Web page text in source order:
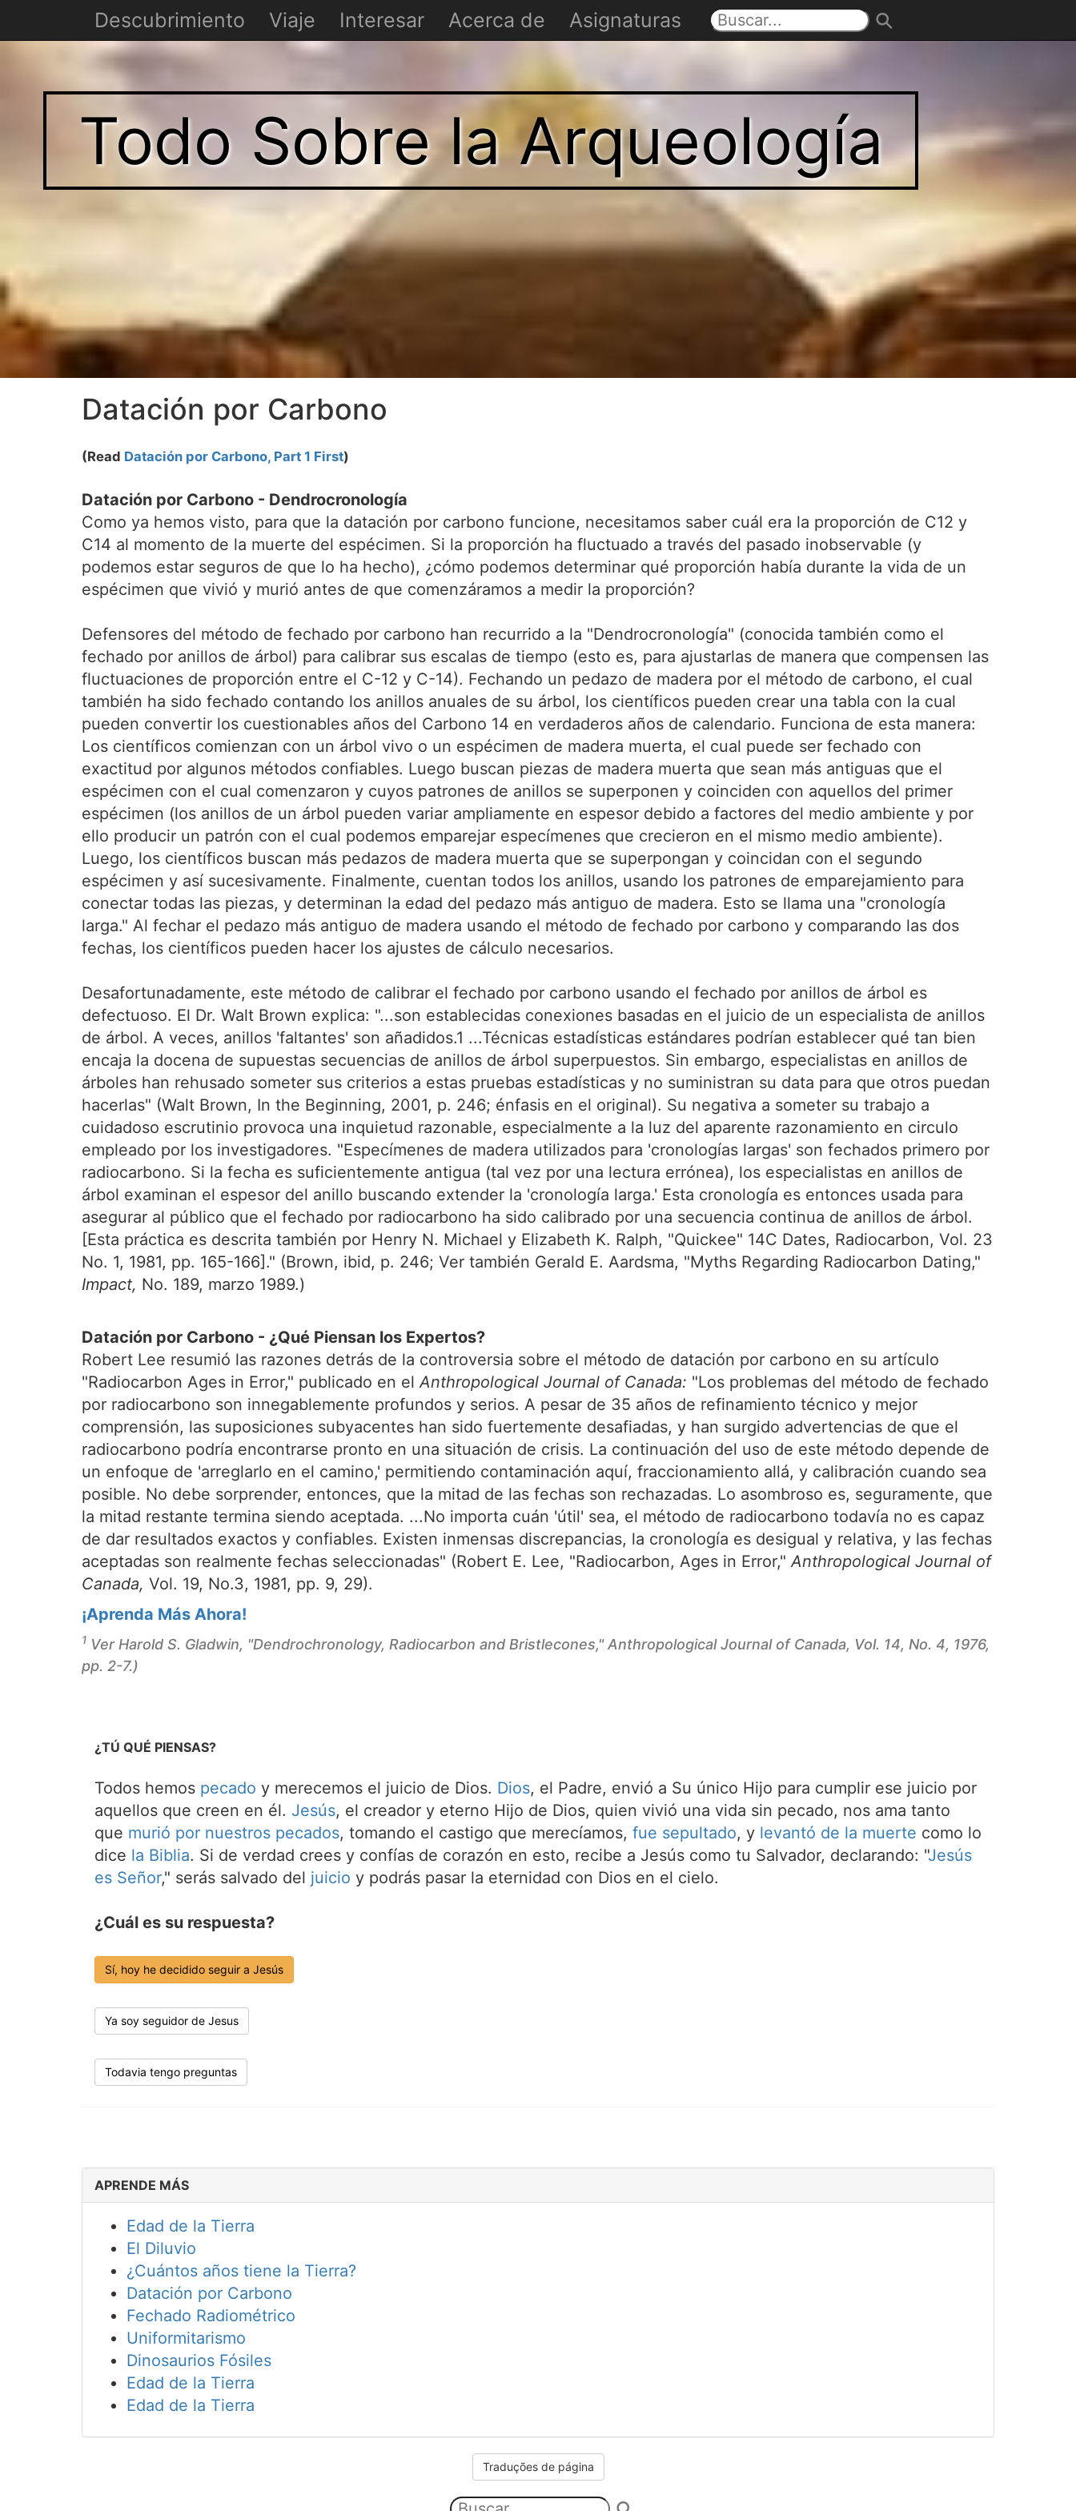
Todo Sobre la Arqueología
Datación por Carbono
(Read Datación por Carbono, Part 1 First)
Datación por Carbono - Dendrocronología
Como ya hemos visto, para que la datación por carbono funcione, necesitamos saber cuál era la proporción de C12 y
C14 al momento de la muerte del espécimen. Si la proporción ha fluctuado a través del pasado inobservable (y
podemos estar seguros de que lo ha hecho), ¿cómo podemos determinar qué proporción había durante la vida de un
espécimen que vivió y murió antes de que comenzáramos a medir la proporción?
Defensores del método de fechado por carbono han recurrido a la "Dendrocronología" (conocida también como el
fechado por anillos de árbol) para calibrar sus escalas de tiempo (esto es, para ajustarlas de manera que compensen las
fluctuaciones de proporción entre el C-12 y C-14). Fechando un pedazo de madera por el método de carbono, el cual
también ha sido fechado contando los anillos anuales de su árbol, los científicos pueden crear una tabla con la cual
pueden convertir los cuestionables años del Carbono 14 en verdaderos años de calendario. Funciona de esta manera:
Los científicos comienzan con un árbol vivo o un espécimen de madera muerta, el cual puede ser fechado con
exactitud por algunos métodos confiables. Luego buscan piezas de madera muerta que sean más antiguas que el
espécimen con el cual comenzaron y cuyos patrones de anillos se superponen y coinciden con aquellos del primer
espécimen (los anillos de un árbol pueden variar ampliamente en espesor debido a factores del medio ambiente y por
ello producir un patrón con el cual podemos emparejar especímenes que crecieron en el mismo medio ambiente).
Luego, los científicos buscan más pedazos de madera muerta que se superpongan y coincidan con el segundo
espécimen y así sucesivamente. Finalmente, cuentan todos los anillos, usando los patrones de emparejamiento para
conectar todas las piezas, y determinan la edad del pedazo más antiguo de madera. Esto se llama una "cronología
larga." Al fechar el pedazo más antiguo de madera usando el método de fechado por carbono y comparando las dos
fechas, los científicos pueden hacer los ajustes de cálculo necesarios.
Desafortunadamente, este método de calibrar el fechado por carbono usando el fechado por anillos de árbol es
defectuoso. El Dr. Walt Brown explica: "...son establecidas conexiones basadas en el juicio de un especialista de anillos
de árbol. A veces, anillos 'faltantes' son añadidos.1 ...Técnicas estadísticas estándares podrían establecer qué tan bien
encaja la docena de supuestas secuencias de anillos de árbol superpuestos. Sin embargo, especialistas en anillos de
árboles han rehusado someter sus criterios a estas pruebas estadísticas y no suministran su data para que otros puedan
hacerlas" (Walt Brown, In the Beginning, 2001, p. 246; énfasis en el original). Su negativa a someter su trabajo a
cuidadoso escrutinio provoca una inquietud razonable, especialmente a la luz del aparente razonamiento en circulo
empleado por los investigadores. "Especímenes de madera utilizados para 'cronologías largas' son fechados primero por
radiocarbono. Si la fecha es suficientemente antigua (tal vez por una lectura errónea), los especialistas en anillos de
árbol examinan el espesor del anillo buscando extender la 'cronología larga.' Esta cronología es entonces usada para
asegurar al público que el fechado por radiocarbono ha sido calibrado por una secuencia continua de anillos de árbol.
[Esta práctica es descrita también por Henry N. Michael y Elizabeth K. Ralph, "Quickee" 14C Dates, Radiocarbon, Vol. 23
No. 1, 1981, pp. 165-166]." (Brown, ibid, p. 246; Ver también Gerald E. Aardsma, "Myths Regarding Radiocarbon Dating,"
Impact, No. 189, marzo 1989.)
Datación por Carbono - ¿Qué Piensan los Expertos?
Robert Lee resumió las razones detrás de la controversia sobre el método de datación por carbono en su artículo
"Radiocarbon Ages in Error," publicado en el Anthropological Journal of Canada: "Los problemas del método de fechado
por radiocarbono son innegablemente profundos y serios. A pesar de 35 años de refinamiento técnico y mejor
comprensión, las suposiciones subyacentes han sido fuertemente desafiadas, y han surgido advertencias de que el
radiocarbono podría encontrarse pronto en una situación de crisis. La continuación del uso de este método depende de
un enfoque de 'arreglarlo en el camino,' permitiendo contaminación aquí, fraccionamiento allá, y calibración cuando sea
posible. No debe sorprender, entonces, que la mitad de las fechas son rechazadas. Lo asombroso es, seguramente, que
la mitad restante termina siendo aceptada. ...No importa cuán 'útil' sea, el método de radiocarbono todavía no es capaz
de dar resultados exactos y confiables. Existen inmensas discrepancias, la cronología es desigual y relativa, y las fechas
aceptadas son realmente fechas seleccionadas" (Robert E. Lee, "Radiocarbon, Ages in Error," Anthropological Journal of
Canada, Vol. 19, No.3, 1981, pp. 9, 29).
¡Aprenda Más Ahora!
1 Ver Harold S. Gladwin, "Dendrochronology, Radiocarbon and Bristlecones,"Anthropological Journal of Canada, Vol. 14, No. 4, 1976,
pp. 2-7.)
¿TÚ QUÉ PIENSAS?
Todos hemos pecado y merecemos el juicio de Dios. Dios, el Padre, envió a Su único Hijo para cumplir ese juicio por
aquellos que creen en él. Jesús, el creador y eterno Hijo de Dios, quien vivió una vida sin pecado, nos ama tanto
que murió por nuestros pecados, tomando el castigo que merecíamos, fue sepultado, y levantó de la muerte como lo
dice la Biblia. Si de verdad crees y confías de corazón en esto, recibe a Jesús como tu Salvador, declarando: "Jesús
es Señor," serás salvado del juicio y podrás pasar la eternidad con Dios en el cielo.
¿Cuál es su respuesta?
Sí, hoy he decidido seguir a Jesús
Ya soy seguidor de Jesus
Todavia tengo preguntas
APRENDE MÁS
Edad de la Tierra
El Diluvio
¿Cuántos años tiene la Tierra?
Datación por Carbono
Fechado Radiométrico
Uniformitarismo
Dinosaurios Fósiles
Edad de la Tierra
Edad de la Tierra
Traduções de página
Descubrimiento Viaje Interesar Acerca de Asignaturas